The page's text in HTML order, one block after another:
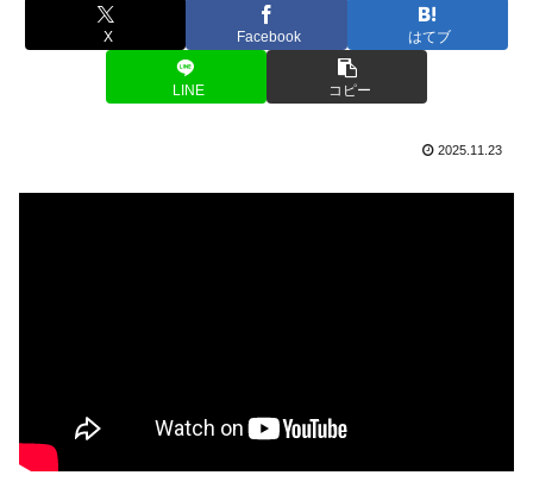
X Facebook はてブ
LINE コピー
2025.11.23